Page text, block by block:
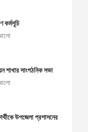
কর্মসূচি
শাখার সাংগঠনিক সভা
উপজেলা প্রশাসনের